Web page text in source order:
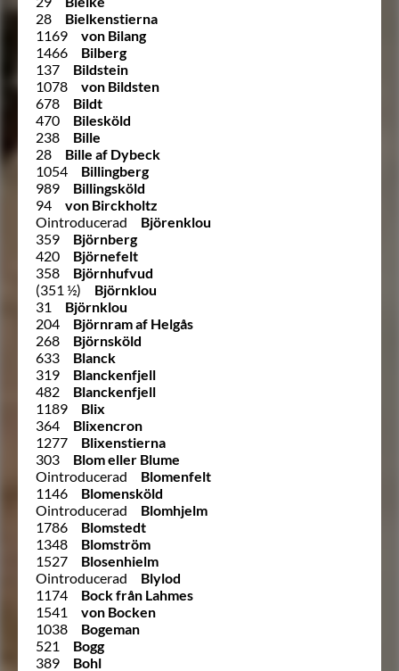
28
Bielkenstierna
1169
von Bilang
1466
Bilberg
137
Bildstein
1078
von Bildsten
678
Bildt
470
Bilesköld
238
Bille
28
Bille af Dybeck
1054
Billingberg
989
Billingsköld
94
von Birckholtz
Ointroducerad
Björenklou
359
Björnberg
420
Björnefelt
358
Björnhufvud
(351 ½)
Björnklou
31
Björnklou
204
Björnram af Helgås
268
Björnsköld
633
Blanck
319
Blanckenfjell
482
Blanckenfjell
1189
Blix
364
Blixencron
1277
Blixenstierna
303
Blom eller Blume
Ointroducerad
Blomenfelt
1146
Blomensköld
Ointroducerad
Blomhjelm
1786
Blomstedt
1348
Blomström
1527
Blosenhielm
Ointroducerad
Blylod
1174
Bock från Lahmes
1541
von Bocken
1038
Bogeman
521
Bogg
389
Bohl